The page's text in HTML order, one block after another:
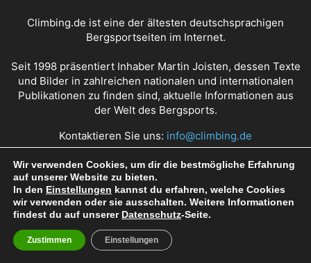
Climbing.de ist eine der ältesten deutschsprachigen
Bergsportseiten im Internet.
Seit 1998 präsentiert Inhaber Martin Joisten, dessen Texte
und Bilder in zahlreichen nationalen und internationalen
Publikationen zu finden sind, aktuelle Informationen aus
der Welt des Bergsports.
Kontaktieren Sie uns: info@climbing.de
Über Climbing.de RSS Feed Mediadaten
Nutzungsbedingungen Datenschutz Impressum
© Copyright 1998 - 2022 Climbing.de by Martin Joisten
Wir verwenden Cookies, um dir die bestmögliche Erfahrung
auf unserer Website zu bieten.
In den Einstellungen kannst du erfahren, welche Cookies
wir verwenden oder sie ausschalten. Weitere Informationen
findest du auf unserer Datenschutz-Seite.
Zustimmen Einstellungen